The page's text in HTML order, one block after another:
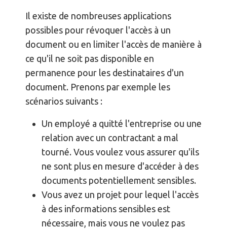
Il existe de nombreuses applications
possibles pour révoquer l'accès à un
document ou en limiter l'accès de manière à
ce qu'il ne soit pas disponible en
permanence pour les destinataires d'un
document. Prenons par exemple les
scénarios suivants :
Un employé a quitté l'entreprise ou une
relation avec un contractant a mal
tourné. Vous voulez vous assurer qu'ils
ne sont plus en mesure d'accéder à des
documents potentiellement sensibles.
Vous avez un projet pour lequel l'accès
à des informations sensibles est
nécessaire, mais vous ne voulez pas